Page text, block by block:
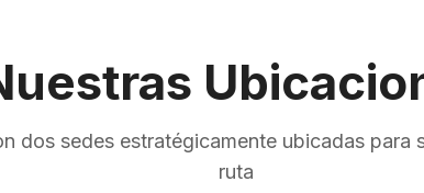
dos sedes estratégicamente ubicadas para
ruta